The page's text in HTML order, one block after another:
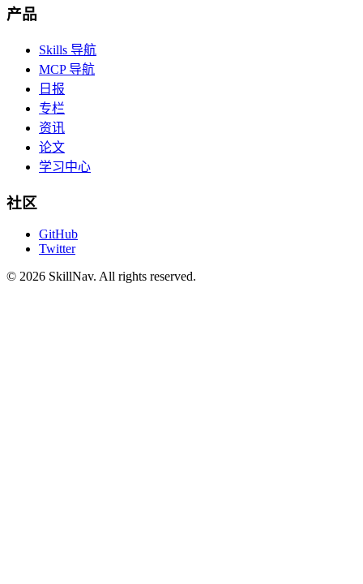
产品
Skills 导航
MCP 导航
日报
专栏
资讯
论文
学习中心
社区
GitHub
Twitter
© 2026 SkillNav. All rights reserved.